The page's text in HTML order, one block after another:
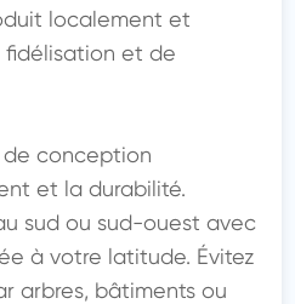
localement et
et de
de conception
et la durabilité.
sud ou sud-ouest avec
à votre latitude. Évitez
arbres, bâtiments ou